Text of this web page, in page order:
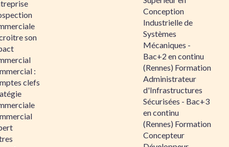
son
:
clefs
Conception
Industrielle de
Systèmes
Mécaniques -
Bac+2 en continu
(Rennes) Formation
Administrateur
d'Infrastructures
Sécurisées - Bac+3
en continu
(Rennes) Formation
Concepteur